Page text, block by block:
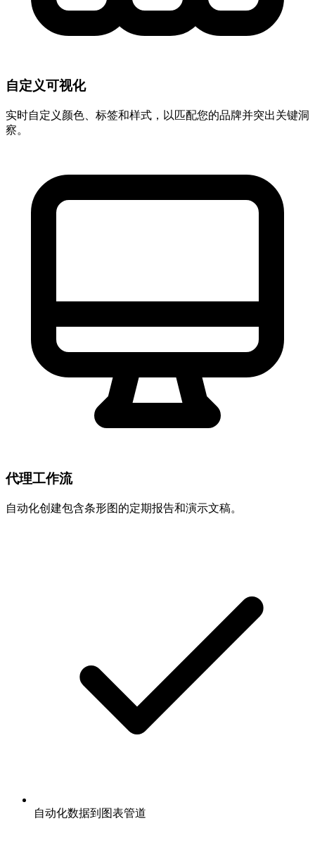
自定义可视化
实时自定义颜色、标签和样式，以匹配您的品牌并突出关键洞
察。
代理工作流
自动化创建包含条形图的定期报告和演示文稿。
自动化数据到图表管道